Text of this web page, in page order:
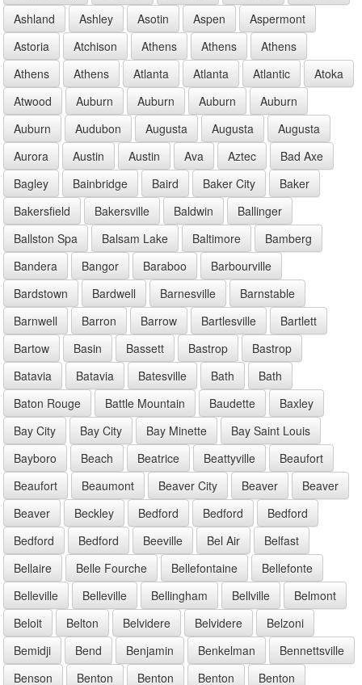
Ashland
Ashley Asotin Aspen
Aspermont
Astoria
Atchison Athens Athens
Athens
Athens
Athens Atlanta Atlanta Atlantic
Atoka
Atwood
Auburn Auburn Auburn
Auburn
Auburn
Audubon Augusta Augusta
Augusta
Aurora
Austin Austin Ava Aztec
Bad Axe
Bagley
Bainbridge Baird Baker City
Baker
Bakersfield
Bakersville Baldwin
Ballinger
Ballston Spa
Balsam Lake Baltimore
Bamberg
Bandera
Bangor Baraboo
Barbourville
Bardstown
Bardwell Barnesville
Barnstable
Barnwell
Barron Barrow Bartlesville
Bartlett
Bartow
Basin Bassett Bastrop
Bastrop
Batavia
Batavia Batesville Bath
Bath
Baton Rouge
Battle Mountain Baudette
Baxley
Bay City
Bay City Bay Minette
Bay Saint Louis
Bayboro
Beach Beatrice Beattyville
Beaufort
Beaufort
Beaumont Beaver City Beaver
Beaver
Beaver
Beckley Bedford Bedford
Bedford
Bedford
Bedford Beeville Bel Air
Belfast
Bellaire
Belle Fourche Bellefontaine
Bellefonte
Belleville
Belleville Bellingham Bellville
Belmont
Beloit
Belton Belvidere Belvidere
Belzoni
Bemidji
Bend Benjamin Benkelman
Bennettsville
Benson
Benton Benton Benton
Benton